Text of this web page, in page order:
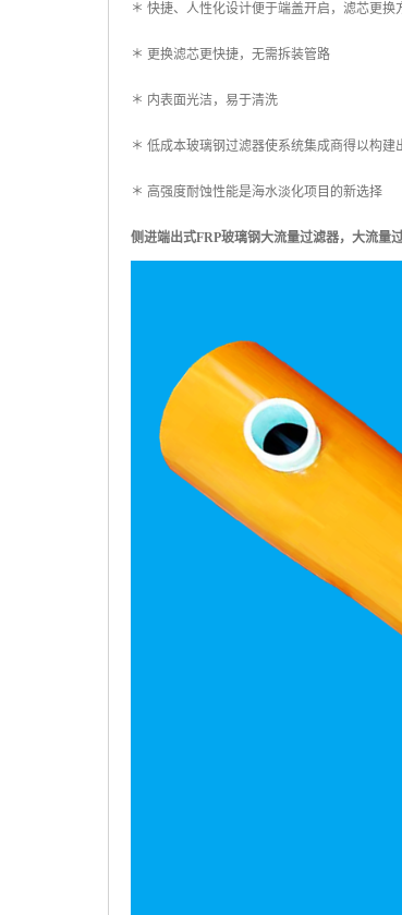
＊ 快捷、人性化设计便于端盖开启，滤芯更换
＊ 更换滤芯更快捷，无需拆装管路
＊ 内表面光洁，易于清洗
＊ 低成本玻璃钢过滤器使系统集成商得以构
＊ 高强度耐蚀性能是海水淡化项目的新选择
侧进端出式FRP玻璃钢大流量过滤器， 大流量